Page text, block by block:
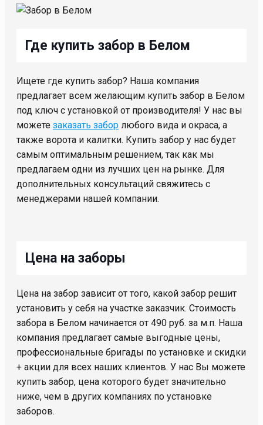
Где купить забор в Белом
Ищете где купить забор? Наша компания
предлагает всем желающим купить забор в Белом
под ключ с установкой от производителя! У нас вы
можете заказать забор любого вида и окраса, а
также ворота и калитки. Купить забор у нас будет
самым оптимальным решением, так как мы
предлагаем одни из лучших цен на рынке. Для
дополнительных консультаций свяжитесь с
менеджерами нашей компании.
Цена на заборы
Цена на забор зависит от того, какой забор решит
установить у себя на участке заказчик. Стоимость
забора в Белом начинается от 490 руб. за м.п. Наша
компания предлагает самые выгодные цены,
профессиональные бригады по установке и скидки
+ акции для всех наших клиентов. У нас Вы можете
купить забор, цена которого будет значительно
ниже, чем в других компаниях по установке
заборов.